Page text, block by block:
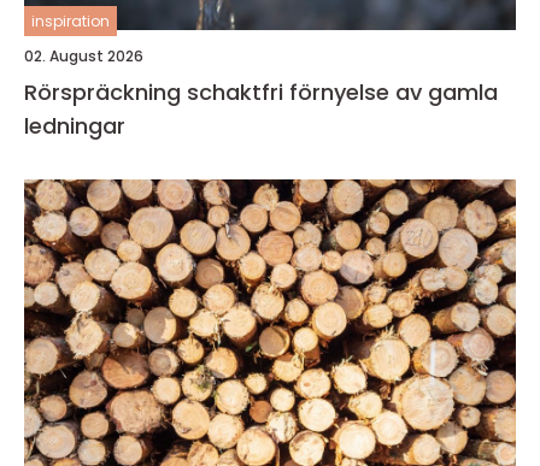
inspiration
02. August 2026
Rörspräckning schaktfri förnyelse av gamla
ledningar